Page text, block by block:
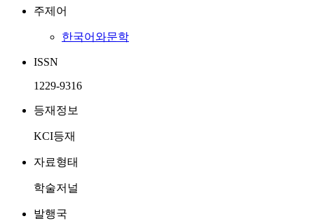
주제어
한국어와문학
ISSN
1229-9316
등재정보
KCI등재
자료형태
학술저널
발행국